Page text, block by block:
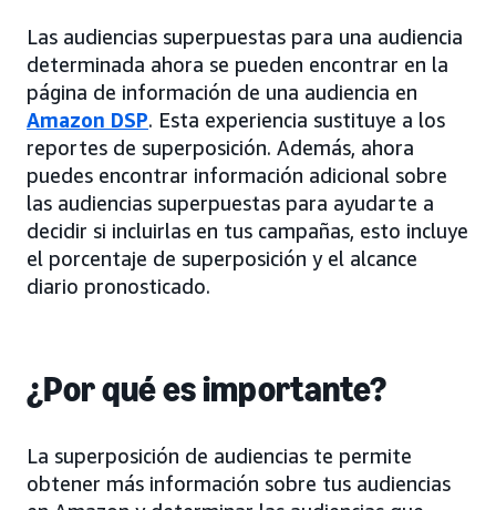
Las audiencias superpuestas para una audiencia
determinada ahora se pueden encontrar en la
página de información de una audiencia en
Amazon DSP. Esta experiencia sustituye a los
reportes de superposición. Además, ahora
puedes encontrar información adicional sobre
las audiencias superpuestas para ayudarte a
decidir si incluirlas en tus campañas, esto incluye
el porcentaje de superposición y el alcance
diario pronosticado.
¿Por qué es importante?
La superposición de audiencias te permite
obtener más información sobre tus audiencias